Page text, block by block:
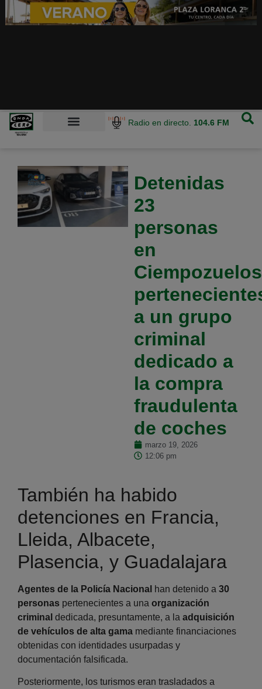
Radio en directo. 104.6 FM
Detenidas
23
personas
en
Ciempozuelos
a un grupo
criminal
dedicado a
la compra
fraudulenta
de coches
marzo 19, 2026
12:06 pm
También ha habido
detenciones en Francia,
Lleida, Albacete,
Plasencia, y Guadalajara
Agentes de la Policía Nacional han detenido a 30
personas pertenecientes a una organización
criminal dedicada, presuntamente, a la adquisición
de vehículos de alta gama mediante financiaciones
obtenidas con identidades usurpadas y
documentación falsificada.
Posteriormente, los turismos eran trasladados a